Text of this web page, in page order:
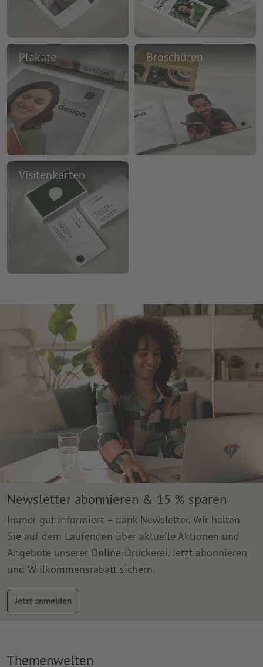
Plakate Broschüren
Visitenkarten
Newsletter abonnieren & 15 % sparen
Immer gut informiert – dank Newsletter. Wir halten
Sie auf dem Laufenden über aktuelle Aktionen und
Angebote unserer Online-Druckerei. Jetzt abonnieren
und Willkommensrabatt sichern.
Jetzt anmelden
Themenwelten